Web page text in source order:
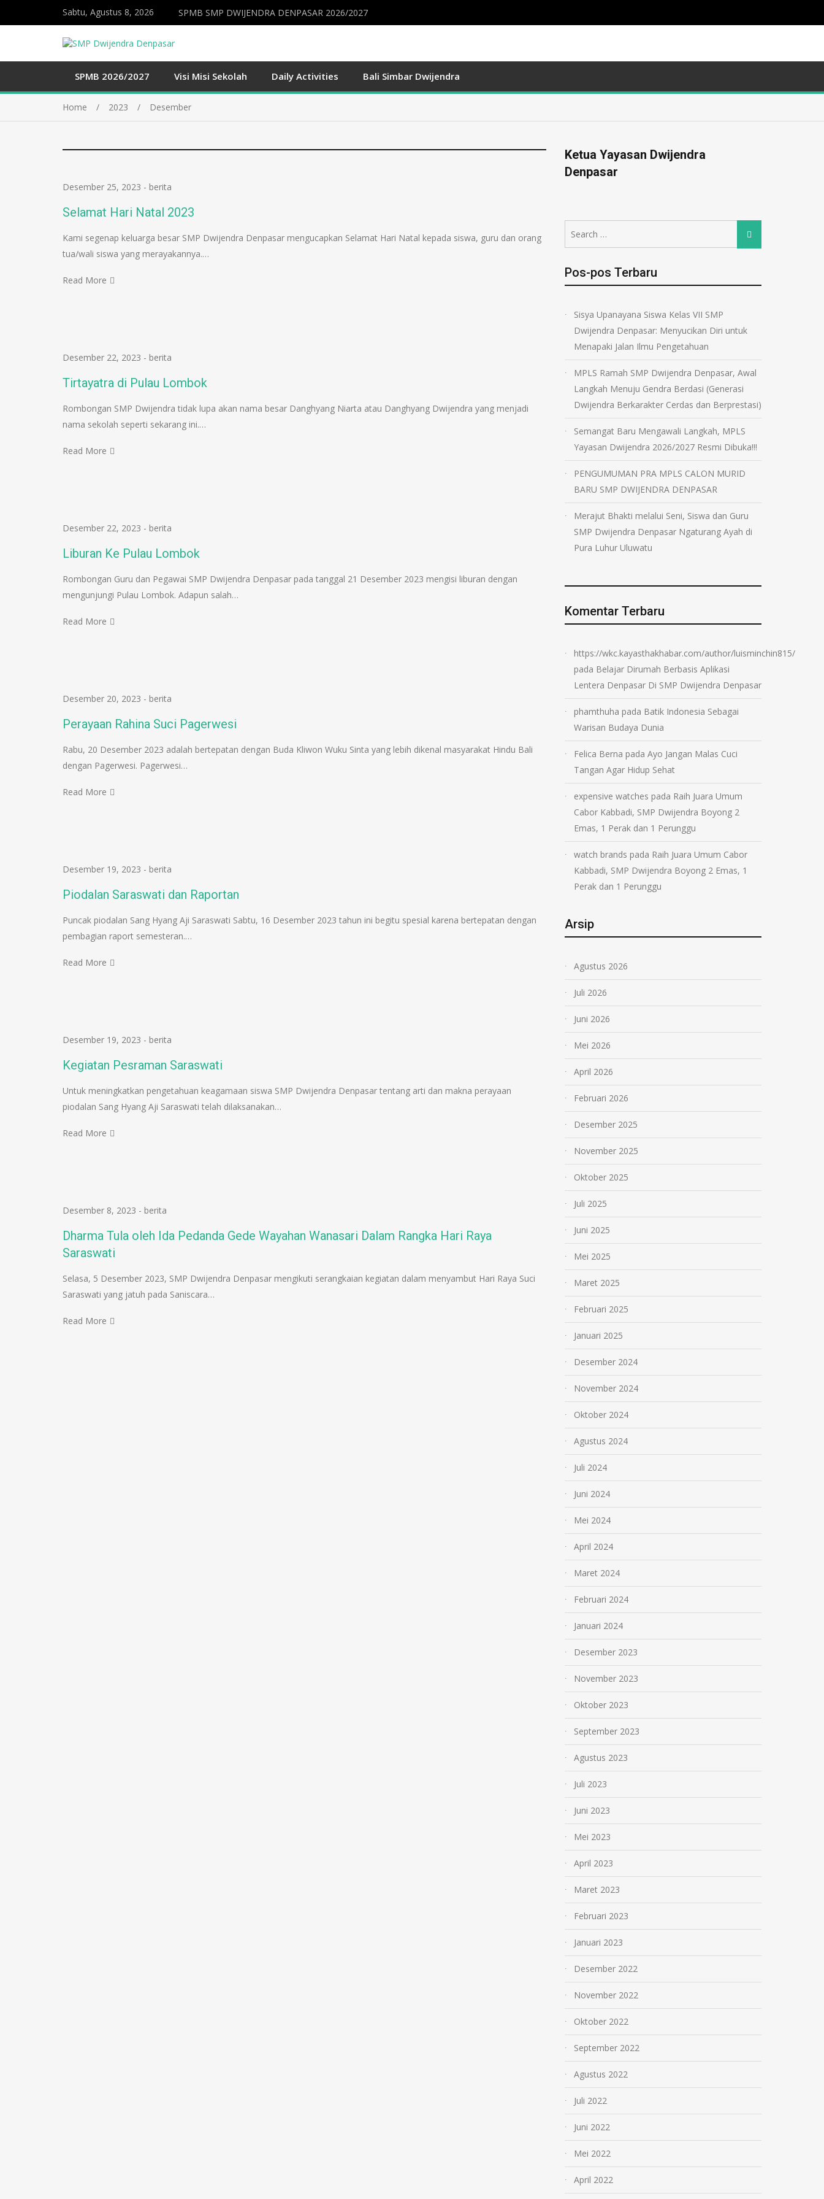
Sabtu, Agustus 8, 2026 SPMB SMP DWIJENDRA DENPASAR 2026/2027
SPMB 2026/2027 Visi Misi Sekolah Daily Activities Bali Simbar Dwijendra
Home 2023 Desember
Desember 25, 2023 - berita
Selamat Hari Natal 2023
Kami segenap keluarga besar SMP Dwijendra Denpasar mengucapkan Selamat Hari Natal kepada siswa, guru dan orang
tua/wali siswa yang merayakannya.…
Read More
Desember 22, 2023 - berita
Tirtayatra di Pulau Lombok
Rombongan SMP Dwijendra tidak lupa akan nama besar Danghyang Niarta atau Danghyang Dwijendra yang menjadi
nama sekolah seperti sekarang ini.…
Read More
Desember 22, 2023 - berita
Liburan Ke Pulau Lombok
Rombongan Guru dan Pegawai SMP Dwijendra Denpasar pada tanggal 21 Desember 2023 mengisi liburan dengan
mengunjungi Pulau Lombok. Adapun salah…
Read More
Desember 20, 2023 - berita
Perayaan Rahina Suci Pagerwesi
Rabu, 20 Desember 2023 adalah bertepatan dengan Buda Kliwon Wuku Sinta yang lebih dikenal masyarakat Hindu Bali
dengan Pagerwesi. Pagerwesi…
Read More
Desember 19, 2023 - berita
Piodalan Saraswati dan Raportan
Puncak piodalan Sang Hyang Aji Saraswati Sabtu, 16 Desember 2023 tahun ini begitu spesial karena bertepatan dengan
pembagian raport semesteran.…
Read More
Desember 19, 2023 - berita
Kegiatan Pesraman Saraswati
Untuk meningkatkan pengetahuan keagamaan siswa SMP Dwijendra Denpasar tentang arti dan makna perayaan
piodalan Sang Hyang Aji Saraswati telah dilaksanakan…
Read More
Desember 8, 2023 - berita
Dharma Tula oleh Ida Pedanda Gede Wayahan Wanasari Dalam Rangka Hari Raya
Saraswati
Selasa, 5 Desember 2023, SMP Dwijendra Denpasar mengikuti serangkaian kegiatan dalam menyambut Hari Raya Suci
Saraswati yang jatuh pada Saniscara…
Read More
Ketua Yayasan Dwijendra
Denpasar
for:
Search
Pos-pos Terbaru
Sisya Upanayana Siswa Kelas VII SMP
Dwijendra Denpasar: Menyucikan Diri untuk
Menapaki Jalan Ilmu Pengetahuan
MPLS Ramah SMP Dwijendra Denpasar, Awal
Langkah Menuju Gendra Berdasi (Generasi
Dwijendra Berkarakter Cerdas dan Berprestasi)
Semangat Baru Mengawali Langkah, MPLS
Yayasan Dwijendra 2026/2027 Resmi Dibuka!!!
PENGUMUMAN PRA MPLS CALON MURID
BARU SMP DWIJENDRA DENPASAR
Merajut Bhakti melalui Seni, Siswa dan Guru
SMP Dwijendra Denpasar Ngaturang Ayah di
Pura Luhur Uluwatu
Komentar Terbaru
https://wkc.kayasthakhabar.com/author/luisminchin815/
pada Belajar Dirumah Berbasis Aplikasi
Lentera Denpasar Di SMP Dwijendra Denpasar
phamthuha pada Batik Indonesia Sebagai
Warisan Budaya Dunia
Felica Berna pada Ayo Jangan Malas Cuci
Tangan Agar Hidup Sehat
expensive watches pada Raih Juara Umum
Cabor Kabbadi, SMP Dwijendra Boyong 2
Emas, 1 Perak dan 1 Perunggu
watch brands pada Raih Juara Umum Cabor
Kabbadi, SMP Dwijendra Boyong 2 Emas, 1
Perak dan 1 Perunggu
Arsip
Agustus 2026
Juli 2026
Juni 2026
Mei 2026
April 2026
Februari 2026
Desember 2025
November 2025
Oktober 2025
Juli 2025
Juni 2025
Mei 2025
Maret 2025
Februari 2025
Januari 2025
Desember 2024
November 2024
Oktober 2024
Agustus 2024
Juli 2024
Juni 2024
Mei 2024
April 2024
Maret 2024
Februari 2024
Januari 2024
Desember 2023
November 2023
Oktober 2023
September 2023
Agustus 2023
Juli 2023
Juni 2023
Mei 2023
April 2023
Maret 2023
Februari 2023
Januari 2023
Desember 2022
November 2022
Oktober 2022
September 2022
Agustus 2022
Juli 2022
Juni 2022
Mei 2022
April 2022